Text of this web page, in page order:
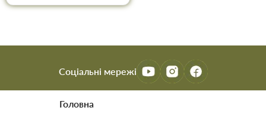
Соціальні мережі
Головна